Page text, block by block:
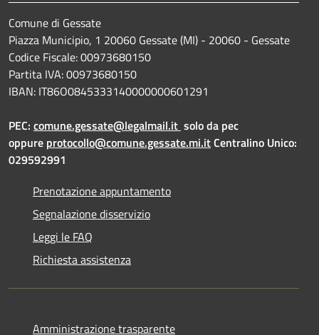
Comune di Gessate
Piazza Municipio, 1 20060 Gessate (MI) - 20060 - Gessate
Codice Fiscale: 00973680150
Partita IVA: 00973680150
IBAN: IT86O0845333140000000601291
PEC: comune.gessate@legalmail.it solo da pec
oppure protocollo@comune.gessate.mi.itCentralino Unico:
029592991
Prenotazione appuntamento
Segnalazione disservizio
Leggi le FAQ
Richiesta assistenza
Amministrazione trasparente